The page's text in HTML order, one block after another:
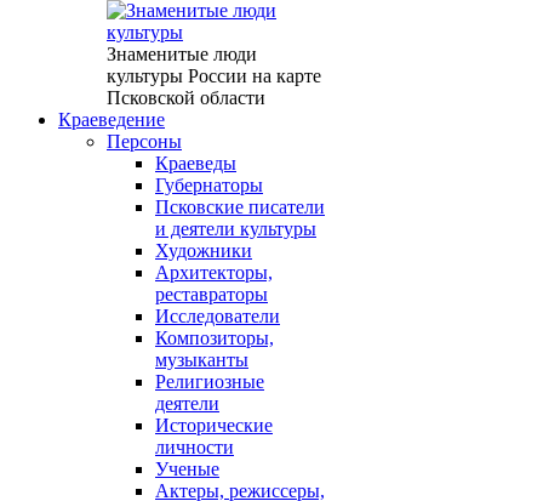
Знаменитые люди
культуры России на карте
Псковской области
Краеведение
Персоны
Краеведы
Губернаторы
Псковские писатели
и деятели культуры
Художники
Архитекторы,
реставраторы
Исследователи
Композиторы,
музыканты
Религиозные
деятели
Исторические
личности
Ученые
Актеры, режиссеры,